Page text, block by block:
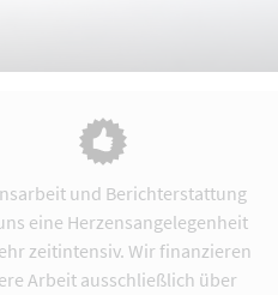
und Berichterstattung
eine Herzensangelegenheit
zeitintensiv. Wir finanzieren
Arbeit ausschließlich über